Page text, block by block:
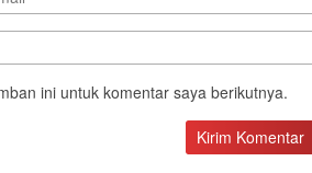
ini untuk komentar saya berikutnya.